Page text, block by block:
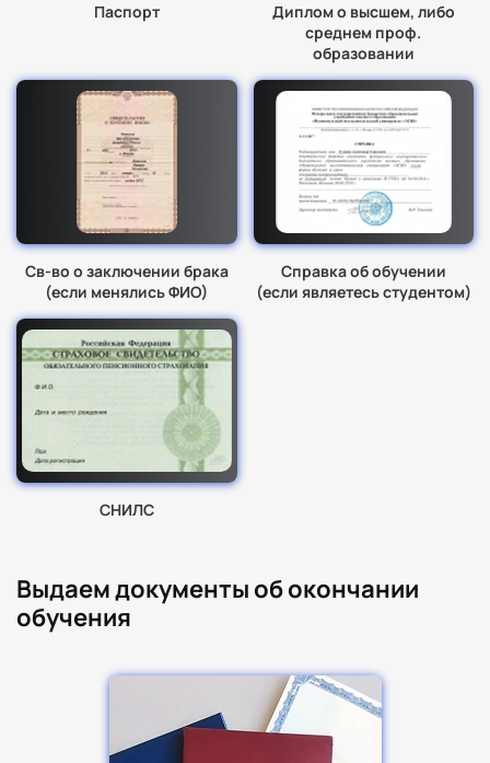
Паспорт
Диплом о высшем, либо
среднем проф.
образовании
Св-во о заключении брака
(если менялись ФИО)
Справка об обучении
(если являетесь студентом)
СНИЛС
Выдаем документы об окончании
обучения